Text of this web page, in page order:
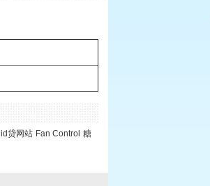
id贷网站 Fan Control 糖